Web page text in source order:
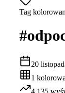
Tag
#
20
1
4,135